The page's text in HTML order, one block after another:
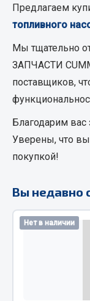
Охладжающие
Технические
Весь раздел
МЕТИЗЫ
Пресс-масленки
Предлагаем
топливного
Мы тщательно
ЗАПЧАСТИ
поставщиков,
Благодарим вас
Уверены, что
покупкой!
Вы недавно
Нет в наличии